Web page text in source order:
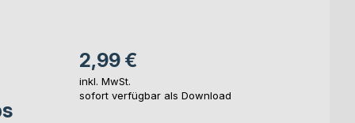
2,99 €
inkl. MwSt.
sofort verfügbar als Download